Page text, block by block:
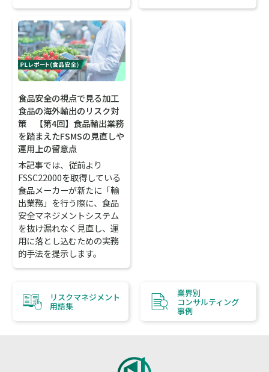
食品安全の視点で見る加工
食品の海外輸出のリスク対
策 【第4回】食品輸出業務
を踏まえたFSMSの見直しや
運用上の留意点
本記事では、従前より
FSSC22000を取得している
食品メーカーが新たに「輸
出業務」を行う際に、食品
安全マネジメントシステム
を抜け漏れなく見直し、運
用に落とし込むための実務
的手法を提示します。
リスクマネジメント
用語集
業界別
コンサルティング
事例